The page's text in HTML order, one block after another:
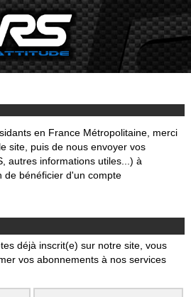
en France Métropolitaine, merci
site, puis de nous envoyer vos
autres informations utiles...) à
de bénéficier d'un compte
déjà inscrit(e) sur notre site, vous
vos abonnements à nos services